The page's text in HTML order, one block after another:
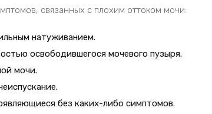
связанных с плохим оттоком мочи:
натуживанием.
освободившегося мочевого пузыря.
мочи.
без каких-либо симптомов.